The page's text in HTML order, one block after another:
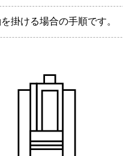
掛ける場合の手順です。